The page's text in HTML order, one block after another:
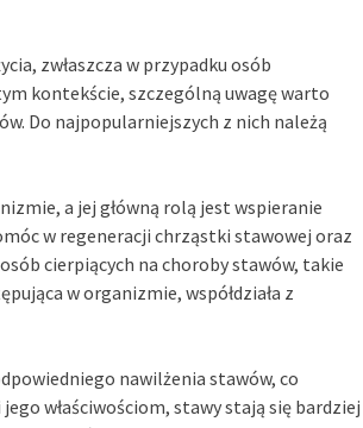
zwłaszcza w przypadku osób
kontekście, szczególną uwagę warto
Do najpopularniejszych z nich należą
a jej główną rolą jest wspieranie
w regeneracji chrząstki stawowej oraz
cierpiących na choroby stawów, takie
w organizmie, współdziała z
nawilżenia stawów, co
właściwościom, stawy stają się bardziej